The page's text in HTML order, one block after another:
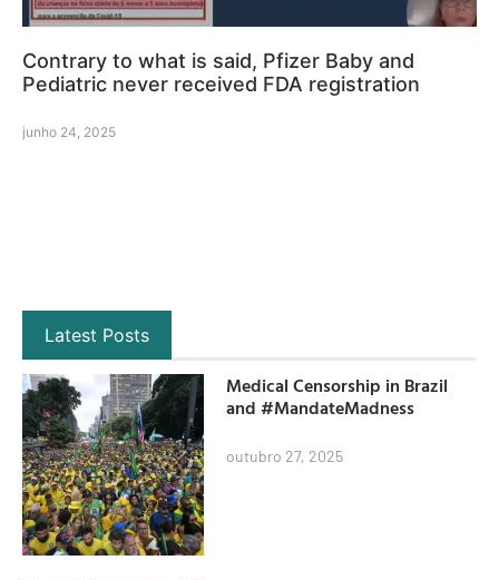
Contrary to what is said, Pfizer Baby and
Pediatric never received FDA registration
junho 24, 2025
Latest Posts
Medical Censorship in Brazil
and #MandateMadness
outubro 27, 2025